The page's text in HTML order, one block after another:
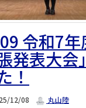
令和7年
発表大会
！
12/08 丸山陸